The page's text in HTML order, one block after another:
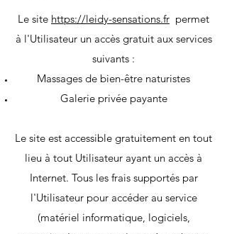
Le site https://leidy-sensations.fr permet
à l'Utilisateur un accès gratuit aux services
suivants :
Massages de bien-être naturistes
Galerie privée payante
Le site est accessible gratuitement en tout
lieu à tout Utilisateur ayant un accès à
Internet. Tous les frais supportés par
l'Utilisateur pour accéder au service
(matériel informatique, logiciels,